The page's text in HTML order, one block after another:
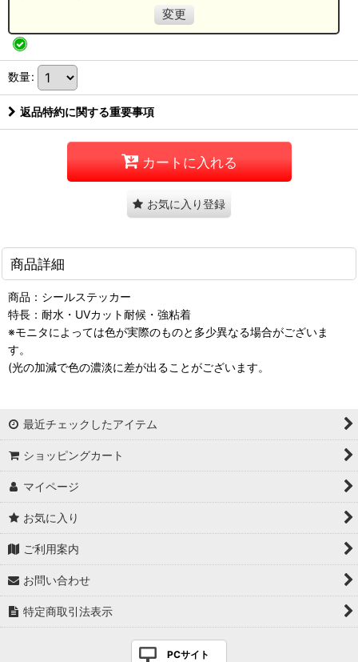
変更
数量:
返品特約に関する重要事項
カートに入れる
お気に入り登録
商品詳細
商品：シールステッカー
特長：耐水・UVカット耐候・強粘着
※モニタによっては色が実際のものと多少異なる場合がございま
す。
(光の加減で色の濃淡に差が出ることがございます。
最近チェックしたアイテム
ショッピングカート
マイページ
お気に入り
ご利用案内
お問い合わせ
特定商取引法表示
PCサイト